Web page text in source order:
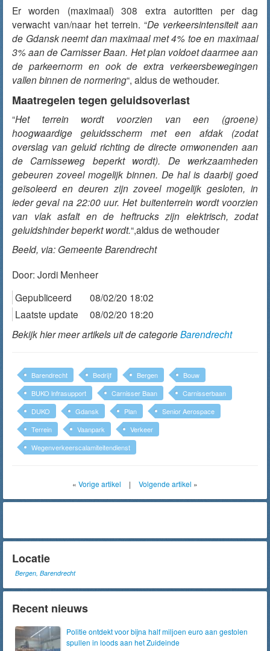
Er worden (maximaal) 308 extra autoritten per dag
verwacht van/naar het terrein. “De verkeersintensiteit aan
de Gdansk neemt dan maximaal met 4% toe en maximaal
3% aan de Carnisser Baan. Het plan voldoet daarmee aan
de parkeernorm en ook de extra verkeersbewegingen
vallen binnen de normering“, aldus de wethouder.
Maatregelen tegen geluidsoverlast
“Het terrein wordt voorzien van een (groene)
hoogwaardige geluidsscherm met een afdak (zodat
overslag van geluid richting de directe omwonenden aan
de Carnisseweg beperkt wordt). De werkzaamheden
gebeuren zoveel mogelijk binnen. De hal is daarbij goed
geïsoleerd en deuren zijn zoveel mogelijk gesloten, in
ieder geval na 22:00 uur. Het buitenterrein wordt voorzien
van vlak asfalt en de heftrucks zijn elektrisch, zodat
geluidshinder beperkt wordt.“,aldus de wethouder
Beeld, via: Gemeente Barendrecht
Door: Jordi Menheer
Gepubliceerd
08/02/20 18:02
Laatste update
08/02/20 18:20
Bekijk hier meer artikels uit de categorieBarendrecht
Barendrecht Bedrijf Bergen
Bouw
BUKO lnfrasupport
Carnisser Baan
Carnisserbaan
DUKO
Gdansk Plan
Senior Aerospace
Terrein
Vaanpark
Verkeer
Wegenverkeerscalamiteitendienst
« Vorige artikel | Volgende artikel »
Locatie
Bergen, Barendrecht
Recent nieuws
Politie ontdekt voor bijna half miljoen euro aan gestolen
spullen in loods aan het Zuideinde